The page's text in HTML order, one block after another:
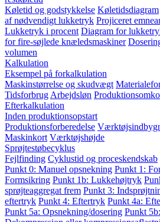
Køletid og godstykkelse Køletidsdiagram
af nødvendigt lukketryk Projiceret
Lukketryk i procent Diagram for
for fire-søjlede knæledsmaskiner
volumen
Kalkulation
Eksempel på forkalkulation
Maskinstørrelse og skudvægt
Tidsforbrug Arbejdsløn
Efterkalkulation
Inden produktionsopstart
Produktionsforberedelse
Maskinkort Værktøjshøjde
Sprøjtestøbecyklus
Fejlfinding Cyklustid og proceskendskab
Punkt 0: Manuel opsnekning Punkt 1:
Formsikring Punkt 1b: Lukkehøjtryk
sprøjteaggregat frem Punkt 3:
eftertryk Punkt 4: Eftertryk Punkt 4a:
Punkt 5a: Opsnekning/dosering Punkt